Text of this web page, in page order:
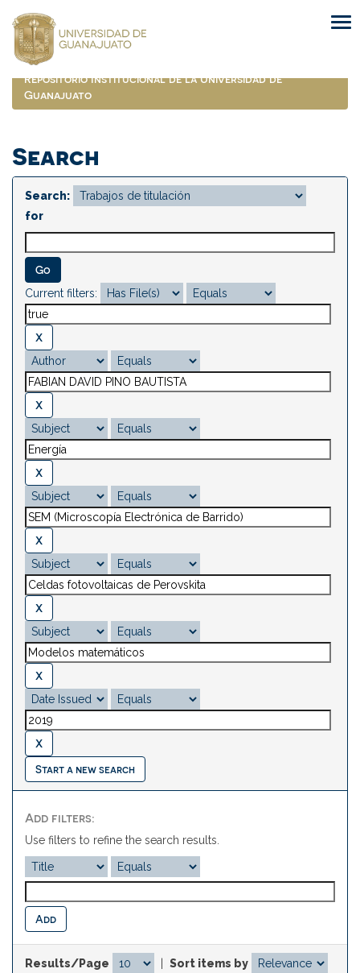
navigation
Repositorio Institucional de la Universidad de
Guanajuato
Search
Search:
for
Current filters:
Start a new search
Add filters:
Use filters to refine the search results.
Results/Page
Sort items by